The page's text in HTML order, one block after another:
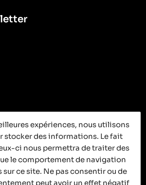
expériences, nous utilisons
stocker des informations. Le fait
ci nous permettra de traiter des
le comportement de navigation
sur ce site. Ne pas consentir ou de
peut avoir un effet négatif